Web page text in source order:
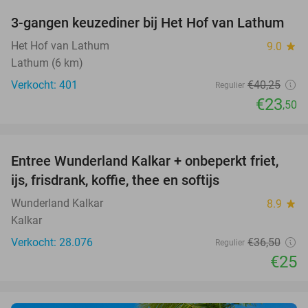
42%
3-gangen keuzediner bij Het Hof van Lathum
Het Hof van Lathum 9.0 star
Lathum (6 km)
Verkocht: 401
Regulier €40,25
€23,50
32%
Entree Wunderland Kalkar + onbeperkt friet,
ijs, frisdrank, koffie, thee en softijs
Wunderland Kalkar 8.9 star
Kalkar
Verkocht: 28.076
Regulier €36,50
€25